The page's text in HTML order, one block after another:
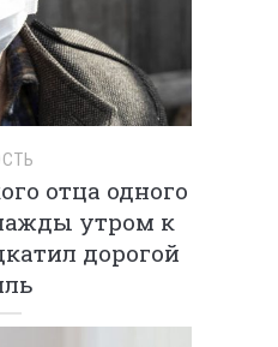
отца одного
утром к
дорогой